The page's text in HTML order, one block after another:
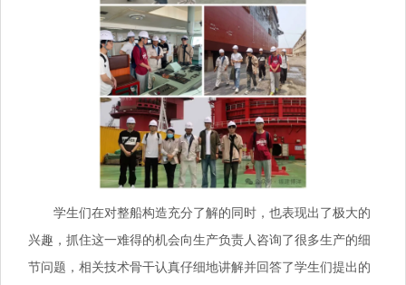
学生们在对整船构造充分了解的同时，也表现出了极大的
兴趣，抓住这一难得的机会向生产负责人咨询了很多生产的细
节问题，相关技术骨干认真仔细地讲解并回答了学生们提出的